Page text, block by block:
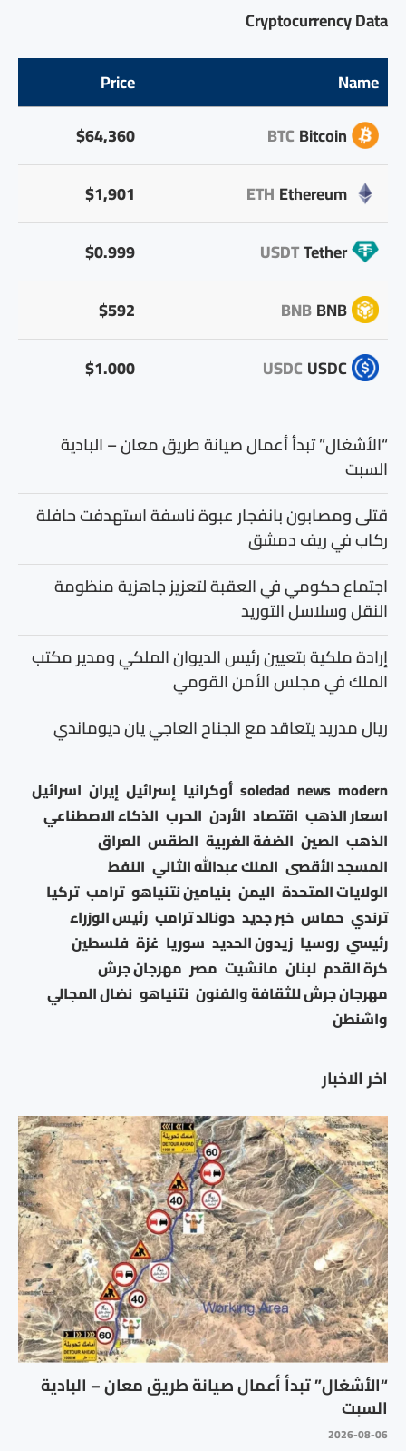
اخر الاخبار
“الأشغال” تبدأ أعمال صيانة طريق معان – البادية
السبت
2026-08-06
Cryptocurrency Data
Name
Price
Bitcoin
BTC
$64,360
Ethereum
ETH
$1,901
Tether
USDT
$0.999
BNB
BNB
$592
USDC
USDC
$1.000
“الأشغال” تبدأ أعمال صيانة طريق معان – البادية
السبت
قتلى ومصابون بانفجار عبوة ناسفة استهدفت حافلة
ركاب في ريف دمشق
اجتماع حكومي في العقبة لتعزيز جاهزية منظومة
النقل وسلاسل التوريد
إرادة ملكية بتعيين رئيس الديوان الملكي ومدير مكتب
الملك في مجلس الأمن القومي
ريال مدريد يتعاقد مع الجناح العاجي يان ديوماندي
modern
news
soledad أوكرانيا إسرائيل إيران اسرائيل
اسعار الذهب اقتصاد الأردن الحرب الذكاء الاصطناعي
الذهب الصين الضفة الغربية الطقس العراق
المسجد الأقصى الملك عبدالله الثاني النفط
الولايات المتحدة اليمن بنيامين نتنياهو ترامب تركيا
ترندي حماس خبر جديد دونالد ترامب رئيس الوزراء
رئيسي روسيا زيدون الحديد سوريا غزة فلسطين
كرة القدم لبنان مانشيت مصر مهرجان جرش
مهرجان جرش للثقافة والفنون نتنياهو نضال المجالي
واشنطن